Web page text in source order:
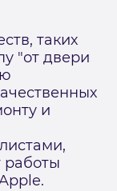
таких
"от двери
и